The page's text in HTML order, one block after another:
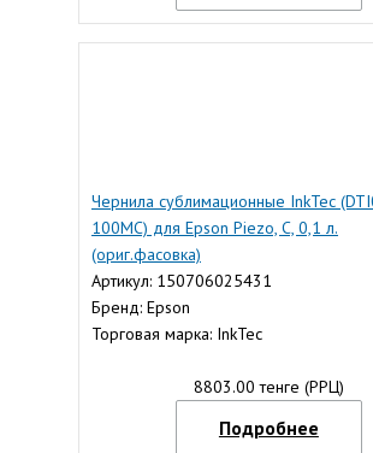
Чернила сублимационные InkTec
100MC) для Epson Piezo, C, 0,1 л.
(ориг.фасовка)
Артикул: 150706025431
Бренд: Epson
Торговая марка: InkTec
8803.00 тенге (РРЦ)
Подробнее